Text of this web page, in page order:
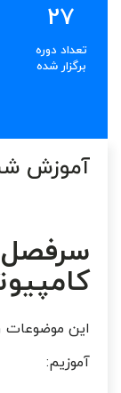
27
تعداد دوره
برگزار شده
آموزش
این موضوعات
آموزیم: